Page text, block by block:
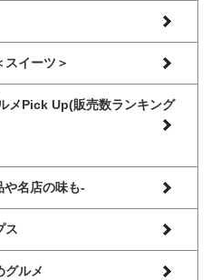
イーツ＞
メPick Up(販売数ランキング
や名店の味も-
ス
グルメ